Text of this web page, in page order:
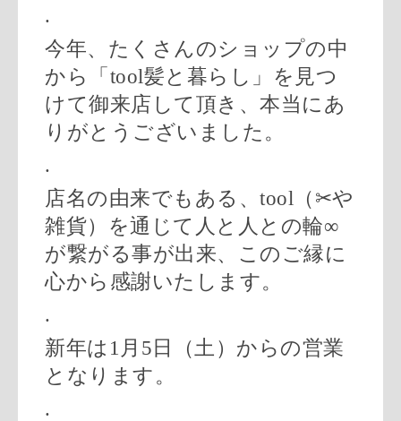
.
今年、たくさんのショップの中
から「 tool髪と暮らし」を見つ
けて御来店して頂き、本当にあ
りがとうございました。
.
店名の由来でもある、 tool （ ✂︎や
雑貨）を通じて人と人との輪∞
が繋がる事が出来、このご縁に
心から感謝いたします。
.
新年は 1 月 5 日（土）からの営業
となります。
.